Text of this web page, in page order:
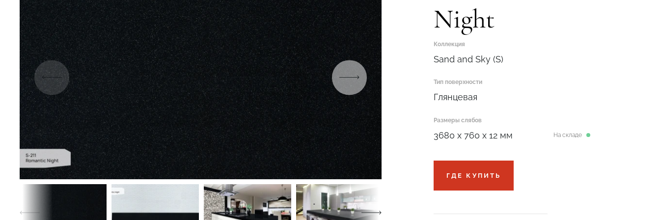
Night
Коллекция
Sand and Sky (S)
Тип поверхности
Глянцевая
Размеры слябов
3680 x 760 x 12 мм На складе
ГДЕ КУПИТЬ
Подтвердите, что вы не робот
ОТПРАВИТЬ ЗАЯВКУ
Подтвердите, что вы не робот
ОТПРАВИТЬ ПРОЕКТ
Подтвердите, что вы не робот
ОТПРАВИТЬ